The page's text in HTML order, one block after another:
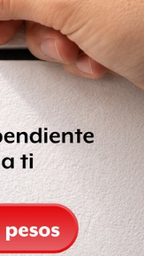
a conocer el
en las campañas
parte de
el resto de